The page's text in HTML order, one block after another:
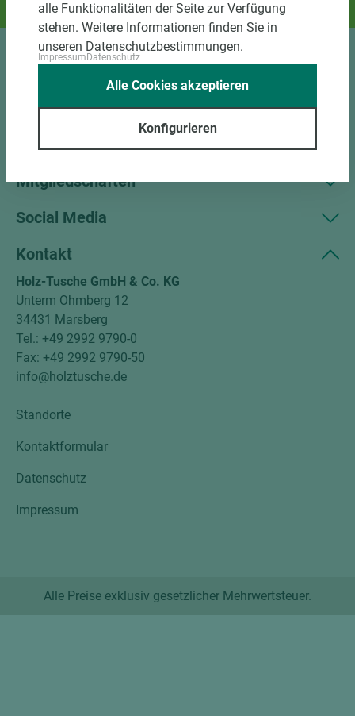
Und das passende Holz dazu.
Kundenservice
Unternehmen
Mitgliedschaften
Social Media
Kontakt
Holz-Tusche GmbH & Co. KG
Unterm Ohmberg 12
34431 Marsberg
Tel.: +49 2992 9790-0
Fax: +49 2992 9790-50
info@holztusche.de
Standorte
Kontaktformular
Datenschutz
Impressum
Alle Preise exklusiv gesetzlicher Mehrwertsteuer.
alle Funktionalitäten der Seite zur Verfügung
stehen. Weitere Informationen finden Sie in
unseren Datenschutzbestimmungen.
Impressum Datenschutz
Konfigurieren
Alle Cookies akzeptieren